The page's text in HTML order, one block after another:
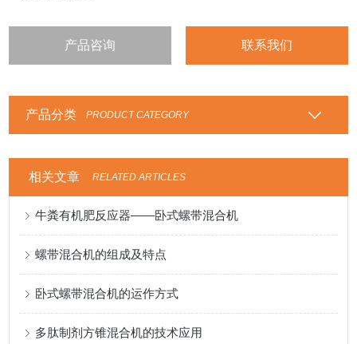
产品咨询 联系我们
产品分类 PRODUCT CATEGORY
相关文章 RELATED ARTICLES
牛粪有机肥反应器——卧式螺带混合机
螺带混合机的组成及特点
卧式螺带混合机的运作方式
多肽制剂方锥混合机的技术应用